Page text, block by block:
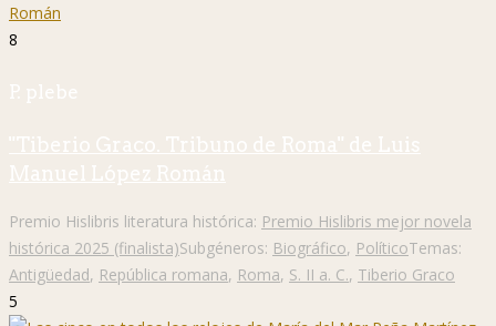
8
P. plebe
"Tiberio Graco. Tribuno de Roma" de Luis
Manuel López Román
Premio Hislibris literatura histórica: Premio Hislibris mejor novela
histórica 2025 (finalista)Subgéneros: Biográfico, PolíticoTemas:
Antigüedad, República romana, Roma, S. II a. C., Tiberio Graco
5